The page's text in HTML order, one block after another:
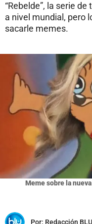
“Rebelde”, la serie
a nivel mundial, pero
sacarle memes.
Meme sobre la
Por: Redacción